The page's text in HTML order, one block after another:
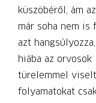
küszöbéről, ám
már soha nem is
azt
hiába az
türelemmel
folyamatokat